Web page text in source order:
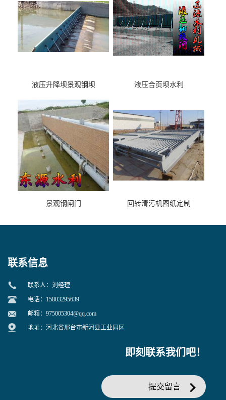
液压升降坝景观钢坝 液压合页坝水利
景观钢闸门 回转清污机图纸定制
联系信息
联系人：刘经理
电话：15803295639
邮箱： 975005304@qq.com
地址：河北省邢台市新河县工业园区
即刻联系我们吧！
提交留言